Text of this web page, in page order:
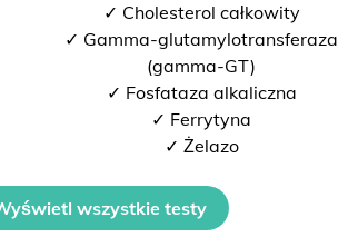
✓ Cholesterol całkowity
✓ Gamma-glutamylotransferaza
(gamma-GT)
✓ Fosfataza alkaliczna
✓ Ferrytyna
✓ Żelazo
wszystkie testy